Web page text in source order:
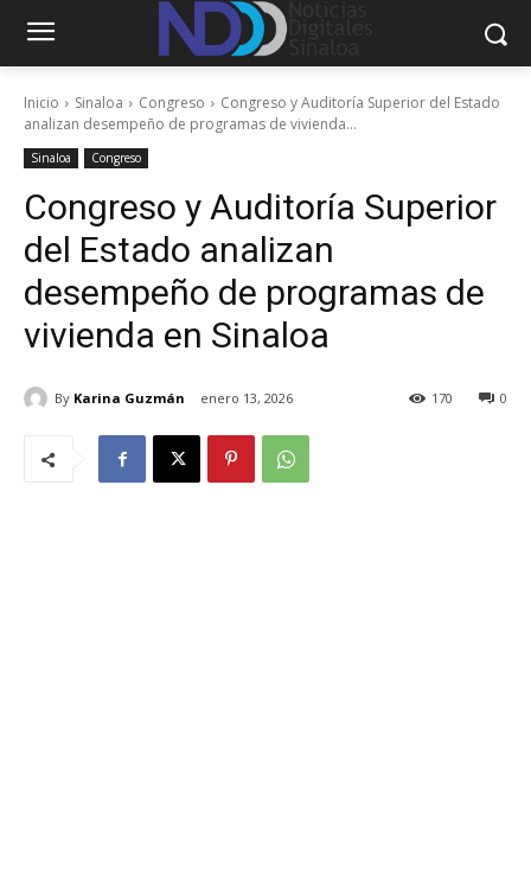
Inicio Sinaloa Congreso
Congreso y Auditoría Superior del Estado
analizan desempeño de programas de vivienda...
Sinaloa Congreso
Congreso y Auditoría Superior
del Estado analizan
desempeño de programas de
vivienda en Sinaloa
By Karina Guzmán enero 13, 2026 0
170